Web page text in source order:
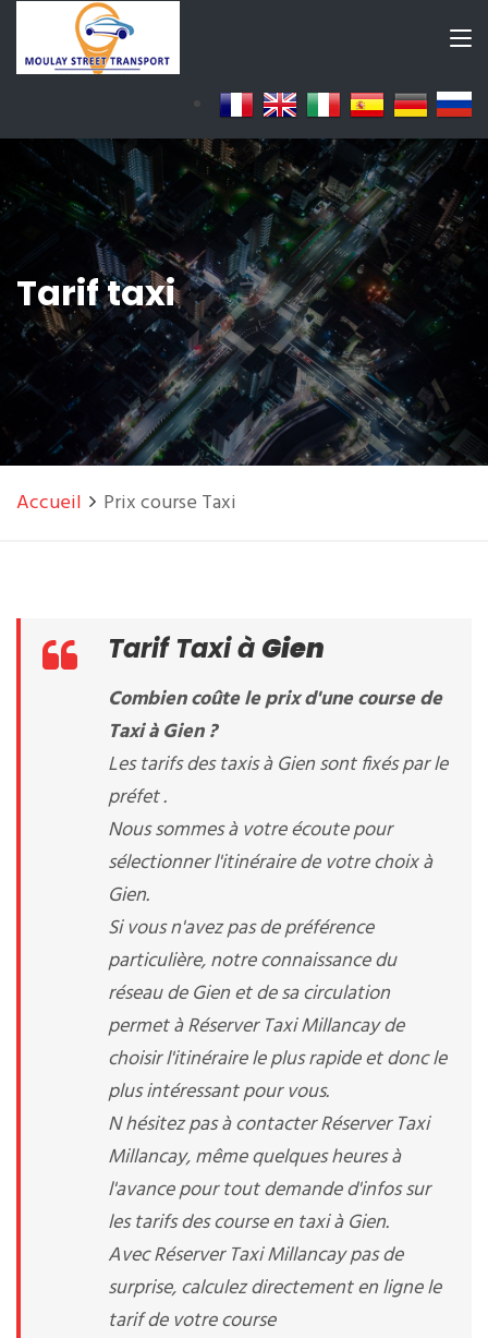
Tarif taxi
Accueil Prix course Taxi
Tarif Taxi à Gien
Combien coûte le prix d'une course de
Taxi à Gien ?
Les tarifs des taxis à Gien sont fixés par le
préfet .
Nous sommes à votre écoute pour
sélectionner l'itinéraire de votre choix à
Gien.
Si vous n'avez pas de préférence
particulière, notre connaissance du
réseau de Gien et de sa circulation
permet à Réserver Taxi Millancay de
choisir l'itinéraire le plus rapide et donc le
plus intéressant pour vous.
N hésitez pas à contacter Réserver Taxi
Millancay, même quelques heures à
l'avance pour tout demande d'infos sur
les tarifs des course en taxi à Gien.
Avec Réserver Taxi Millancay pas de
surprise, calculez directement en ligne le
tarif de votre course